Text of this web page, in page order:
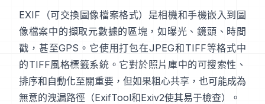
EXIF （可交換圖像檔案格式）是相機和手機嵌入到圖
像檔案中的擷取元數據的區塊，如曝光、鏡頭、時間
戳，甚至GPS。它使用打包在JPEG和TIFF等格式中
的TIFF風格標籤系統。它對於照片庫中的可搜索性、
排序和自動化至關重要，但如果粗心共享，也可能成為
無意的洩漏路徑（ExifTool和Exiv2使其易于檢查）。